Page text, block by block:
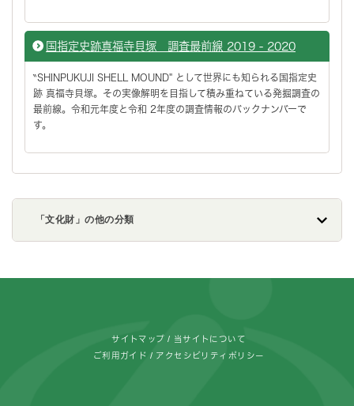
国指定史跡真福寺貝塚 調査最前線 2019 - 2020
‶SHINPUKUJI SHELL MOUND" として世界にも知られる国指定史
跡 真福寺貝塚。その実像解明を目指して積み重ねている発掘調査の
最前線。令和元年度と令和 2年度の調査情報のバックナンバーで
す。
「文化財」の他の分類
サイトマップ 当サイトについて
ご利用ガイド アクセシビリティポリシー